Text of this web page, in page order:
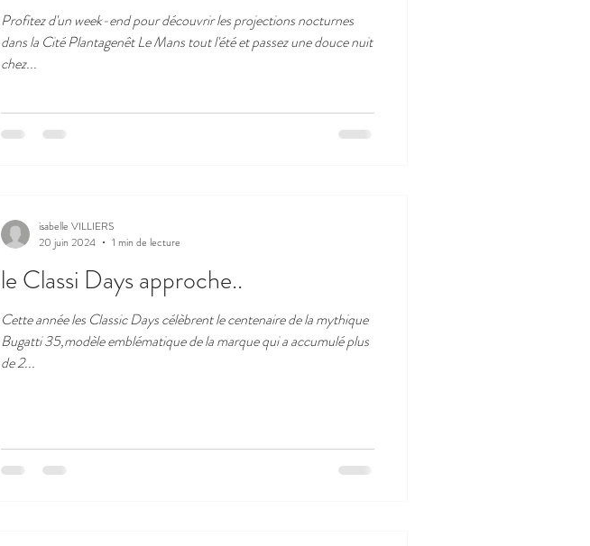
Profitez d'un week-end pour découvrir les projections nocturnes
dans la Cité Plantagenêt Le Mans tout l'été et passez une douce nuit
chez...
le Classi Days approche..
Cette année les Classic Days célèbrent le centenaire de la mythique
Bugatti 35,modèle emblématique de la marque qui a accumulé plus
de 2...
isabelle VILLIERS
20 juin 2024
1 min de lecture